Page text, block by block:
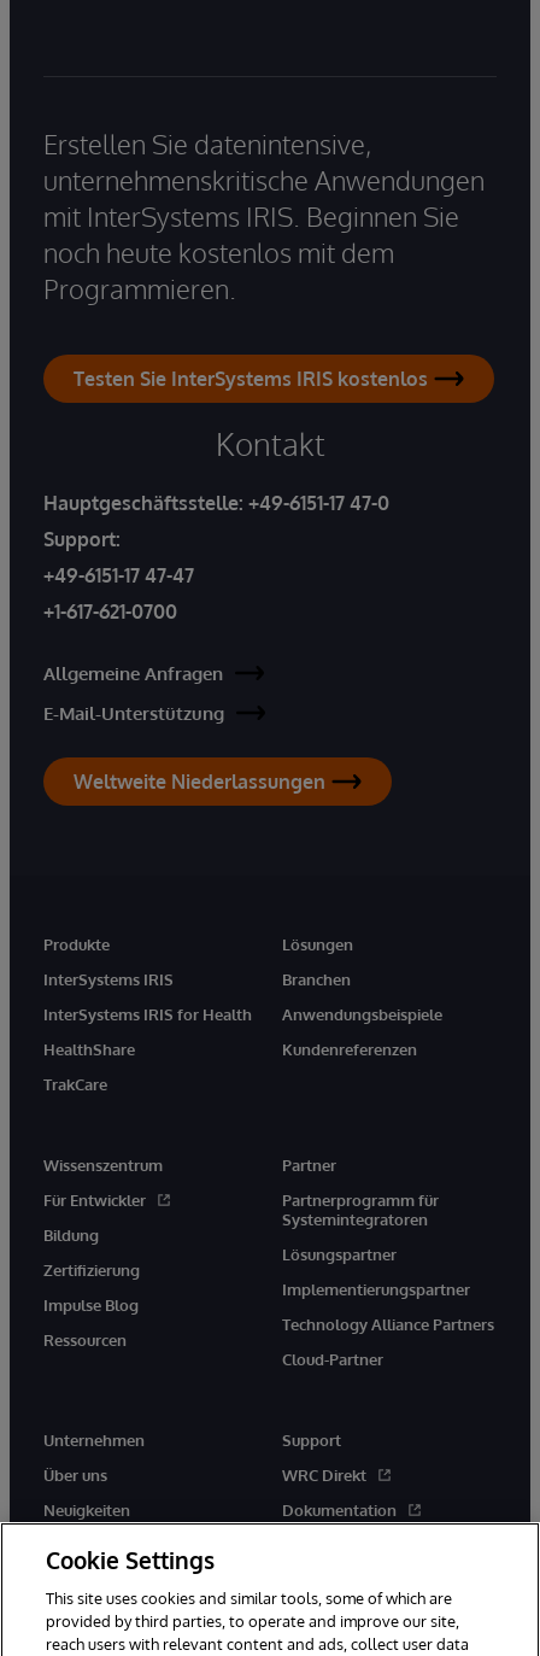
Erstellen Sie datenintensive,
unternehmenskritische Anwendungen
mit InterSystems IRIS. Beginnen Sie
noch heute kostenlos mit dem
Programmieren.
Testen Sie InterSystems IRIS kostenlos
Kontakt
Hauptgeschäftsstelle: +49-6151-17 47-0
Support:
+49-6151-17 47-47
+1-617-621-0700
Allgemeine Anfragen
E-Mail-Unterstützung
Weltweite Niederlassungen
Produkte
InterSystems IRIS
InterSystems IRIS for Health
HealthShare
TrakCare
Lösungen
Branchen
Anwendungsbeispiele
Kundenreferenzen
Wissenszentrum
Für Entwickler
Bildung
Zertifizierung
Impulse Blog
Ressourcen
Partner
Partnerprogramm für
Systemintegratoren
Lösungspartner
Implementierungspartner
Technology Alliance Partners
Cloud-Partner
Unternehmen
Über uns
Neuigkeiten
Support
WRC Direkt
Dokumentation
Cookie Settings
This site uses cookies and similar tools, some of which are
provided by third parties, to operate and improve our site,
reach users with relevant content and ads, collect user data